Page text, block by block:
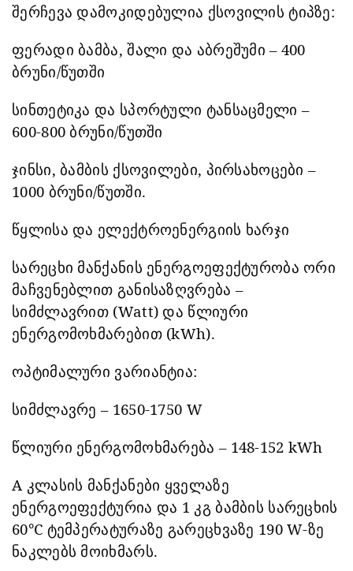
შერჩევა დამოკიდებულია ქსოვილის ტიპზე:
ფერადი ბამბა, შალი და აბრეშუმი – 400
ბრუნი/წუთში
სინთეტიკა და სპორტული ტანსაცმელი –
600-800 ბრუნი/წუთში
ჯინსი, ბამბის ქსოვილები, პირსახოცები –
1000 ბრუნი/წუთში.
წყლისა და ელექტროენერგიის ხარჯი
სარეცხი მანქანის ენერგოეფექტურობა ორი
მაჩვენებლით განისაზღვრება –
სიმძლავრით (Watt) და წლიური
ენერგომოხმარებით (kWh).
ოპტიმალური ვარიანტია:
სიმძლავრე – 1650-1750 W
წლიური ენერგომოხმარება – 148-152 kWh
A კლასის მანქანები ყველაზე
ენერგოეფექტურია და 1 კგ ბამბის სარეცხის
60°C ტემპერატურაზე გარეცხვაზე 190 W-ზე
ნაკლებს მოიხმარს.